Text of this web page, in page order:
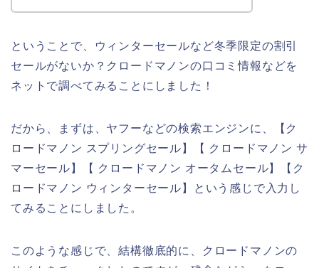
ということで、ウィンターセールなど冬季限定の割引
セールがないか？クロードマノンの口コミ情報などを
ネットで調べてみることにしました！
だから、まずは、ヤフーなどの検索エンジンに、【ク
ロードマノン スプリングセール】【 クロードマノン サ
マーセール】【 クロードマノン オータムセール】【ク
ロードマノン ウィンターセール】という感じで入力し
てみることにしました。
このような感じで、結構徹底的に、クロードマノンの